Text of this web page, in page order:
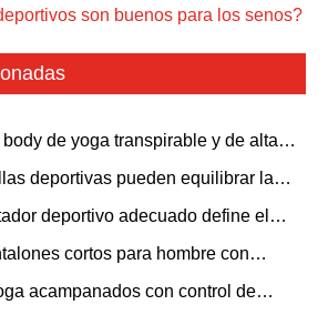
son buenos para los senos?
de yoga transpirable y de alta
sin espalda con sujetador
deportivas pueden equilibrar la
deportivo adecuado define el
deportiva?
cortos para hombre con
se están convirtiendo en una
acampanados con control de